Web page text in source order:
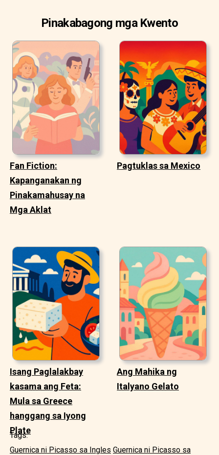
Pinakabagong mga Kwento
Fan Fiction:
Kapanganakan ng
Pinakamahusay na
Mga Aklat
Pagtuklas sa Mexico
Isang Paglalakbay
kasama ang Feta:
Mula sa Greece
hanggang sa Iyong
Plate
Ang Mahika ng
Italyano Gelato
Tags:
Guernica ni Picasso sa Ingles Guernica ni Picasso sa